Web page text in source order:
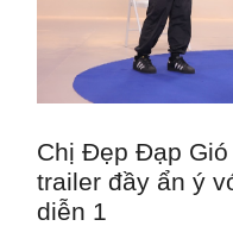
Chị Đẹp Đạp
trailer đầy ẩn ý
diễn 1